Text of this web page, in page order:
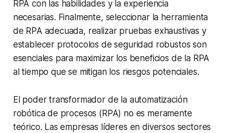
RPA con las habilidades y la experiencia
necesarias. Finalmente, seleccionar la herramienta
de RPA adecuada, realizar pruebas exhaustivas y
establecer protocolos de seguridad robustos son
esenciales para maximizar los beneficios de la RPA
al tiempo que se mitigan los riesgos potenciales.
El poder transformador de la automatización
robótica de procesos (RPA) no es meramente
teórico. Las empresas líderes en diversos sectores